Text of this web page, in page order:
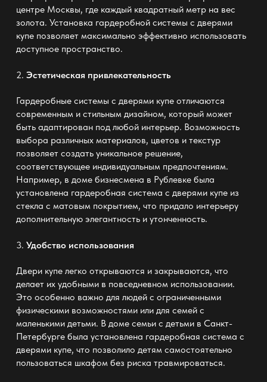
центре Москвы, где каждый квадратный метр на вес
золота. Установка гардеробной системы с дверями
купе позволяет максимально эффективно использовать
доступное пространство.
2. Эстетическая привлекательность
Гардеробные системы с дверями купе отличаются
современным и стильным дизайном, который может
быть адаптирован под любой интерьер. Возможность
выбора различных материалов, цветов и текстур
позволяет создать уникальное решение,
соответствующее индивидуальным предпочтениям.
Например, в доме бизнесмена в Рублевке была
установлена гардеробная система с дверями купе из
стекла с матовым покрытием, что придало интерьеру
дополнительную элегантность и утонченность.
3. Удобство использования
Двери купе легко открываются и закрываются, что
делает их удобными в повседневном использовании.
Это особенно важно для людей с ограниченными
физическими возможностями или для семей с
маленькими детьми. В доме семьи с детьми в Санкт-
Петербурге была установлена гардеробная система с
дверями купе, что позволило детям самостоятельно
пользоваться шкафом без риска травмироваться.